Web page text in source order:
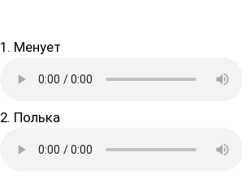
1. Менует
2. Полька